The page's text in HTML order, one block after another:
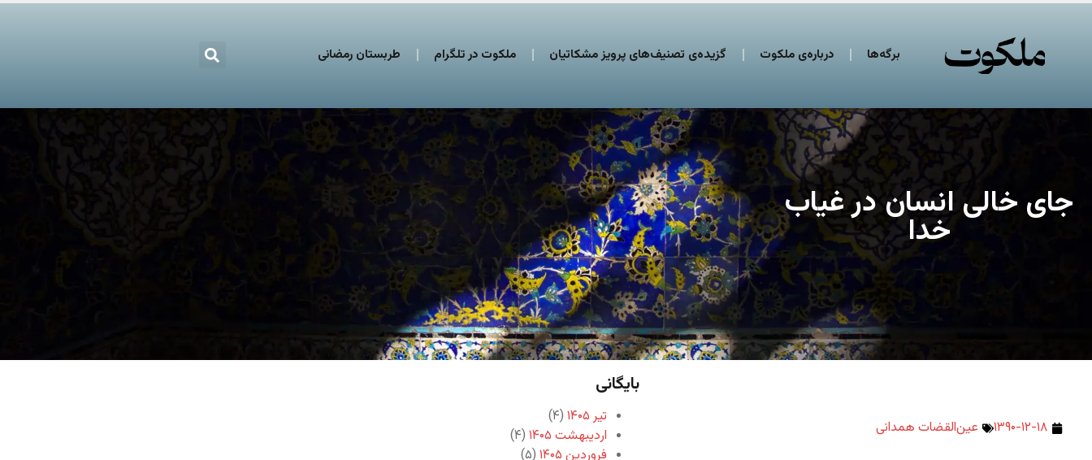
برگه‌ها درباره‌ی ملکوت گزیده‌ی تصنیف‌های پرویز مشکاتیان ملکوت در تلگرام طربستان رمضانی
جای خالی انسان در غیاب
خدا
۱۳۹۰-۱۲-۱۸ عین‌القضات همدانی
بایگانی
تیر ۱۴۰۵
(۴)
اردیبهشت ۱۴۰۵
(۴)
فروردین ۱۴۰۵
(۵)